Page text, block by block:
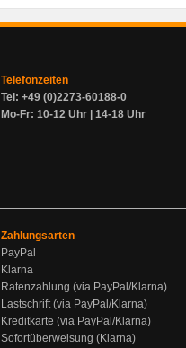
Telefonzeiten
Tel: +49 (0)2273-60188-0
Mo-Fr: 10-12 Uhr | 14-18 Uhr
Zahlungsarten
PayPal
Klarna
Ratenzahlung (via PayPal/Klarna)
Lastschrift (via PayPal/Klarna)
Kreditkarte (via PayPal/Klarna)
Sofortüberweisung (Klarna)